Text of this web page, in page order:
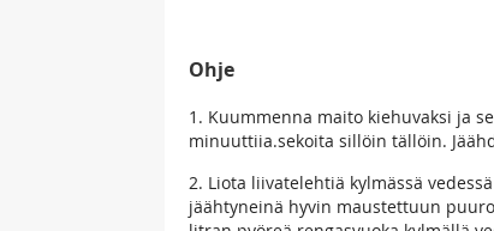
Ohje
1. Kuummenna maito kiehuvaksi ja
minuuttiia.sekoita sillöin tällöin.
2. Liota liivatelehtiä kylmässä
jäähtyneinä hyvin maustettuun